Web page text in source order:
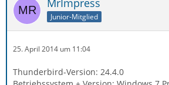
MrImpress
Junior-Mitglied
25. April 2014 um 11:04
Thunderbird-Version: 24.4.0